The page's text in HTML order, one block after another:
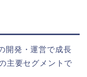
開発・運営で成長
主要セグメントで